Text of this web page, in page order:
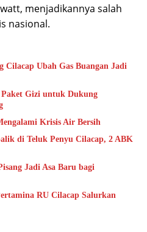
menjadikannya salah
nasional.
Ubah Gas Buangan Jadi
Gizi untuk Dukung
Krisis Air Bersih
di Teluk Penyu Cilacap, 2 ABK
Jadi Asa Baru bagi
RU Cilacap Salurkan